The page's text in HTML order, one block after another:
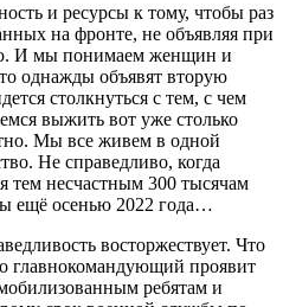
и ресурсы к тому, чтобы раз
на фронте, не объявляя при
И мы понимаем женщин и
однажды объявят вторую
столкнуться с тем, с чем
выжить вот уже столько
Мы все живем в одной
Не справедливо, когда
тем несчастным 300 тысячам
ещё осенью 2022 года…
восторжествует. Что
главнокомандующий проявит
ребятам и